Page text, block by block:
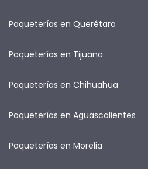
Paqueterías en Querétaro
Paqueterías en Tijuana
Paqueterías en Chihuahua
Paqueterías en Aguascalientes
Paqueterías en Morelia